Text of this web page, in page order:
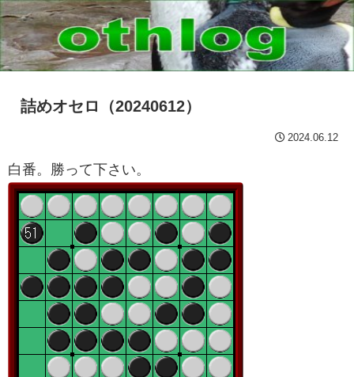
詰めオセロ（20240612）
2024.06.12
白番。勝って下さい。